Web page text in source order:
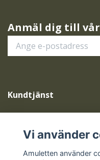
Anmäl dig till
Kundtjänst
Sociala medier
Vi använder
Amuletten använder